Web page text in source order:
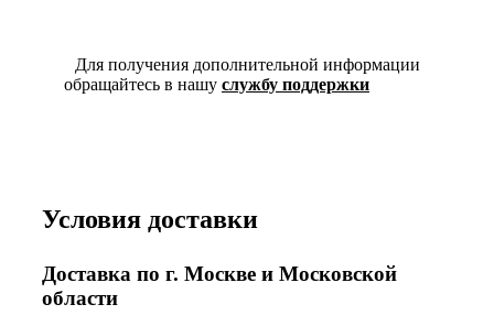
Для получения дополнительной информации
обращайтесь в нашу службу поддержки
Условия доставки
Доставка по г. Москве и Московской
области